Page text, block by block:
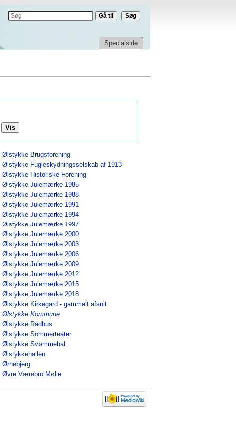
Specialside
Ølstykke Brugsforening
Ølstykke Fugleskydningsselskab af 1913
Ølstykke Historiske Forening
Ølstykke Julemærke 1985
Ølstykke Julemærke 1988
Ølstykke Julemærke 1991
Ølstykke Julemærke 1994
Ølstykke Julemærke 1997
Ølstykke Julemærke 2000
Ølstykke Julemærke 2003
Ølstykke Julemærke 2006
Ølstykke Julemærke 2009
Ølstykke Julemærke 2012
Ølstykke Julemærke 2015
Ølstykke Julemærke 2018
Ølstykke Kirkegård - gammelt afsnit
Ølstykke Kommune
Ølstykke Rådhus
Ølstykke Sommerteater
Ølstykke Svømmehal
Ølstykkehallen
Ørnebjerg
Øvre Værebro Mølle